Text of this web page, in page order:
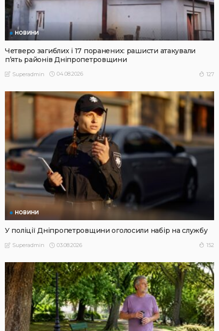
НОВИНИ
Четверо загиблих і 17 поранених: рашисти атакували
п’ять районів Дніпропетровщини
Superadmin 04.08.2026 127
НОВИНИ
У поліції Дніпропетровщини оголосили набір на службу
Superadmin 03.08.2026 152